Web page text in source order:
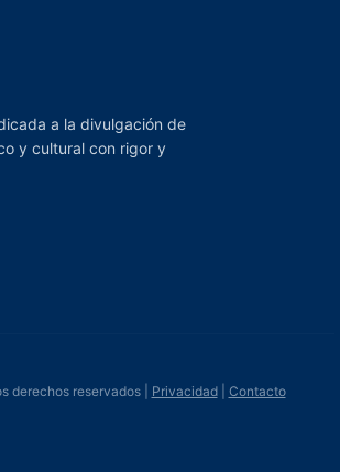
a la divulgación de
y cultural con rigor y
derechos reservados | Privacidad| Contacto